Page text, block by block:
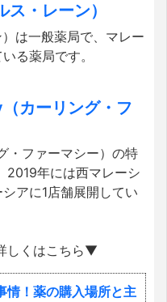
・レーン）
は一般薬局で、マレー
る薬局です。
カーリング・フ
・ファーマシー）の特
2019年には西マレーシ
アに1店舗展開してい
しくはこちら▼
情！薬の購入場所と主